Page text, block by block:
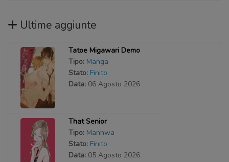
Ultime aggiunte
Tatoe Migawari Demo
Tipo: Manga
Stato: Finito
Data: 06 Agosto 2026
That Senior
Tipo: Manhwa
Stato: Finito
Data: 05 Agosto 2026